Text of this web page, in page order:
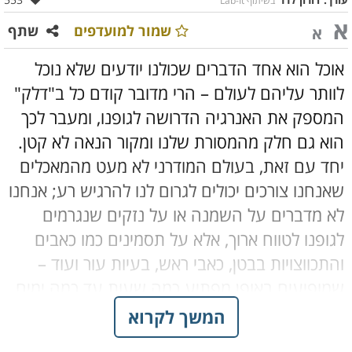
א א שתף שמור למועדפים
אוכל הוא אחד הדברים שכולנו יודעים שלא נוכל
לוותר עליהם לעולם – הרי מדובר קודם כל ב"דלק"
המספק את האנרגיה הדרושה לגופנו, ומעבר לכך
הוא גם חלק מהמסורת שלנו ומקור הנאה לא קטן.
יחד עם זאת, בעולם המודרני לא מעט מהמאכלים
שאנחנו צורכים יכולים לגרום לנו להרגיש רע; אנחנו
לא מדברים על השמנה או על נזקים שנגרמים
לגופנו לטווח ארוך, אלא על תסמינים כמו כאבים
והתכווצויות בבטן, כאבי ראש, בעיות עור ועוד –
לאחר אכילת סוגי מזון מסוימים. לתופעה הזו, שלא
מעט אנשים סובלים ממנה, יש שם: רגישות למזון,
המשך לקרוא